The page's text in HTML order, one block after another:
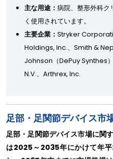
主な用途： 病院、整形外科ク
く使用されています。
主要企業： Stryker
Holdings, Inc.、Smith &
Johnson（DePuy Synthes
N.V.、Arthrex, Inc.
足部・足関節デバイス市
足部・足関節デバイス市場に関
は2025～2035年にかけて年